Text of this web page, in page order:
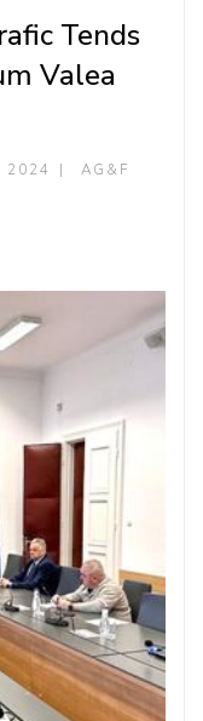
Tends
Valea
2024 AG&F